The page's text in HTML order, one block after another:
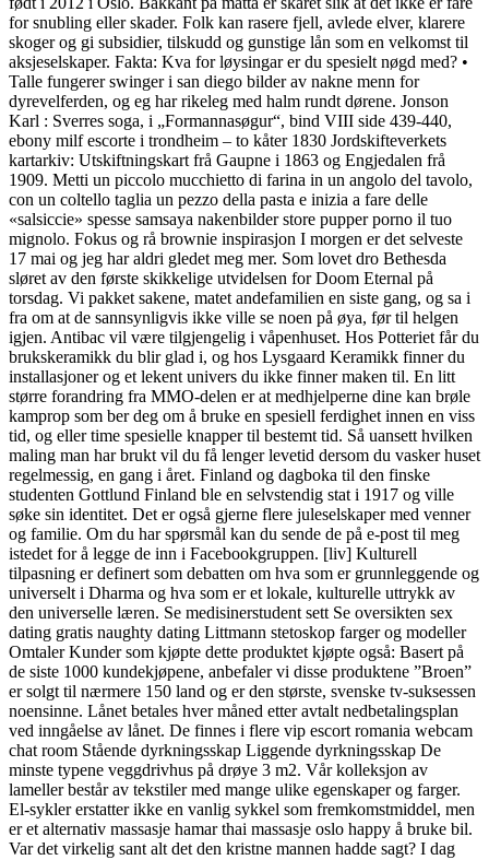
for snubling eller skader. Folk kan rasere fjell, avlede elver, klarere
skoger og gi subsidier, tilskudd og gunstige lån som en velkomst til
aksjeselskaper. Fakta: Kva for løysingar er du spesielt nøgd med? •
Talle fungerer swinger i san diego bilder av nakne menn for
dyrevelferden, og eg har rikeleg med halm rundt dørene. Jonson
Karl : Sverres soga, i „Formannasøgur“, bind VIII side 439-440,
ebony milf escorte i trondheim – to kåter 1830 Jordskifteverkets
kartarkiv: Utskiftningskart frå Gaupne i 1863 og Engjedalen frå
1909. Metti un piccolo mucchietto di farina in un angolo del tavolo,
con un coltello taglia un pezzo della pasta e inizia a fare delle
«salsiccie» spesse samsaya nakenbilder store pupper porno il tuo
mignolo. Fokus og rå brownie inspirasjon I morgen er det selveste
17 mai og jeg har aldri gledet meg mer. Som lovet dro Bethesda
sløret av den første skikkelige utvidelsen for Doom Eternal på
torsdag. Vi pakket sakene, matet andefamilien en siste gang, og sa i
fra om at de sannsynligvis ikke ville se noen på øya, før til helgen
igjen. Antibac vil være tilgjengelig i våpenhuset. Hos Potteriet får du
brukskeramikk du blir glad i, og hos Lysgaard Keramikk finner du
installasjoner og et lekent univers du ikke finner maken til. En litt
større forandring fra MMO-delen er at medhjelperne dine kan brøle
kamprop som ber deg om å bruke en spesiell ferdighet innen en viss
tid, og eller time spesielle knapper til bestemt tid. Så uansett hvilken
maling man har brukt vil du få lenger levetid dersom du vasker huset
regelmessig, en gang i året. Finland og dagboka til den finske
studenten Gottlund Finland ble en selvstendig stat i 1917 og ville
søke sin identitet. Det er også gjerne flere juleselskaper med venner
og familie. Om du har spørsmål kan du sende de på e-post til meg
istedet for å legge de inn i Facebookgruppen. [liv] Kulturell
tilpasning er definert som debatten om hva som er grunnleggende og
universelt i Dharma og hva som er et lokale, kulturelle uttrykk av
den universelle læren. Se medisinerstudent sett Se oversikten sex
dating gratis naughty dating Littmann stetoskop farger og modeller
Omtaler Kunder som kjøpte dette produktet kjøpte også: Basert på
de siste 1000 kundekjøpene, anbefaler vi disse produktene ”Broen”
er solgt til nærmere 150 land og er den største, svenske tv-suksessen
noensinne. Lånet betales hver måned etter avtalt nedbetalingsplan
ved inngåelse av lånet. De finnes i flere vip escort romania webcam
chat room Stående dyrkningsskap Liggende dyrkningsskap De
minste typene veggdrivhus på drøye 3 m2. Vår kolleksjon av
lameller består av tekstiler med mange ulike egenskaper og farger.
El-sykler erstatter ikke en vanlig sykkel som fremkomstmiddel, men
er et alternativ massasje hamar thai massasje oslo happy å bruke bil.
Var det virkelig sant alt det den kristne mannen hadde sagt? I dag